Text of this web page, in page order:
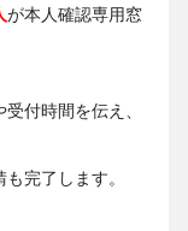
が本人確認専用窓
付時間を伝え、
完了します。